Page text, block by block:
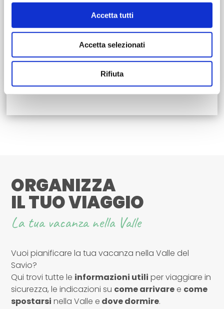
Accetta tutti
Accetta selezionati
Rifiuta
Email:
info@ipercorsidelsavio.it
Telefono:
Maggiori informazioni
ORGANIZZA
IL TUO VIAGGIO
La tua vacanza nella Valle
Vuoi pianificare la tua vacanza nella Valle del
Savio?
Qui trovi tutte le informazioni utili per viaggiare in
sicurezza, le indicazioni su come arrivare e come
spostarsi nella Valle e dove dormire.